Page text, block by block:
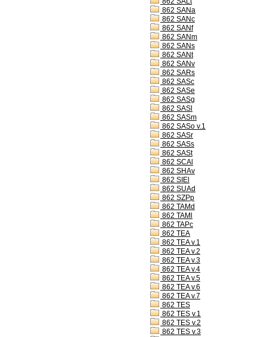
862 SANa
862 SANc
862 SANf
862 SANm
862 SANs
862 SANt
862 SANv
862 SARs
862 SASc
862 SASe
862 SASg
862 SASl
862 SASm
862 SASo v.1
862 SASr
862 SASs
862 SASt
862 SCAl
862 SHAv
862 SIEl
862 SUAd
862 SZPp
862 TAMd
862 TAMl
862 TAPc
862 TEA
862 TEA v.1
862 TEA v.2
862 TEA v.3
862 TEA v.4
862 TEA v.5
862 TEA v.6
862 TEA v.7
862 TES
862 TES v.1
862 TES v.2
862 TES v.3